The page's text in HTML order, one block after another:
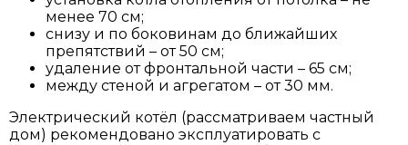
менее 70 см;
снизу и по боковинам до ближайших
препятствий – от 50 см;
удаление от фронтальной части – 65 см;
между стеной и агрегатом – от 30 мм.
Электрический котёл (рассматриваем частный
дом) рекомендовано эксплуатировать с